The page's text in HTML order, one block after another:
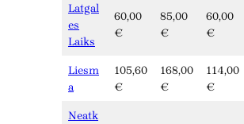
Latgal
es
Laiks
60,00
€
85,00
€
60,00
€
Liesm
a
105,60
€
168,00
€
114,00
€
Neatk